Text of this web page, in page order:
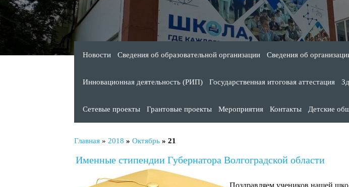
Новости Сведения об образовательной организации Сведения об
Инновационная деятельность (РИП) Государственная итоговая аттестация
Сетевые проекты Грантовые проекты Мероприятия Контакты Детские
Главная » 2018 » Октябрь » 21
Именные стипендии Губернатора Волгоградской области
Поздравляем учеников нашей